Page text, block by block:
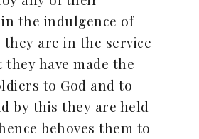
the indulgence of
they are in the service
they have made the
to God and to
by this they are held
behoves them to